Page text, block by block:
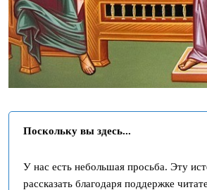
Поскольку вы здесь...
У нас есть небольшая просьба. Эту
рассказать благодаря поддержке